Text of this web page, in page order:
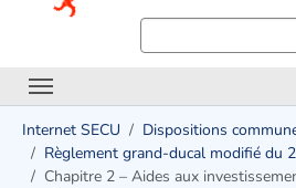
Internet SECU Dispositions
Règlement grand-ducal modifié du
Chapitre 2 – Aides aux